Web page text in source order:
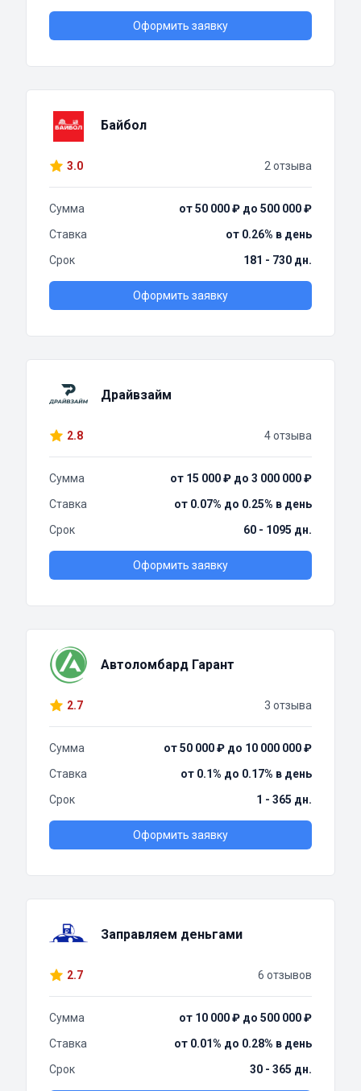
Оформить заявку
Байбол
3.0 2 отзыва
Сумма
от 50 000 ₽ до 500 000 ₽
Ставка
от 0.26% в день
Срок
181 - 730 дн.
Оформить заявку
Драйвзайм
2.8 4 отзыва
Сумма
от 15 000 ₽ до 3 000 000 ₽
Ставка
от 0.07% до 0.25% в день
Срок
60 - 1095 дн.
Оформить заявку
Автоломбард Гарант
2.7 3 отзыва
Сумма
от 50 000 ₽ до 10 000 000 ₽
Ставка
от 0.1% до 0.17% в день
Срок
1 - 365 дн.
Оформить заявку
Заправляем деньгами
2.7 6 отзывов
Сумма
от 10 000 ₽ до 500 000 ₽
Ставка
от 0.01% до 0.28% в день
Срок
30 - 365 дн.